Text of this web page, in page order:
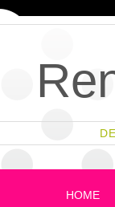
HOME